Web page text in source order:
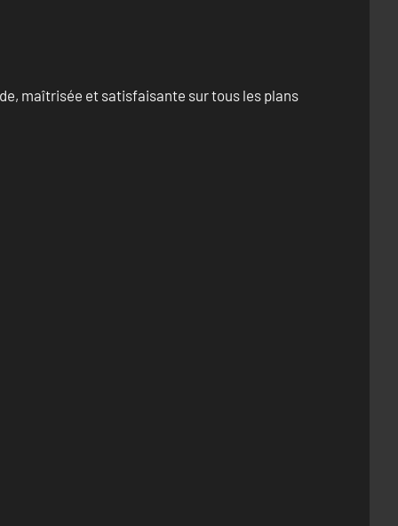
maîtrisée et satisfaisante sur tous les plans